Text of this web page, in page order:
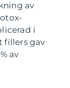
av
i
fillers gav
av